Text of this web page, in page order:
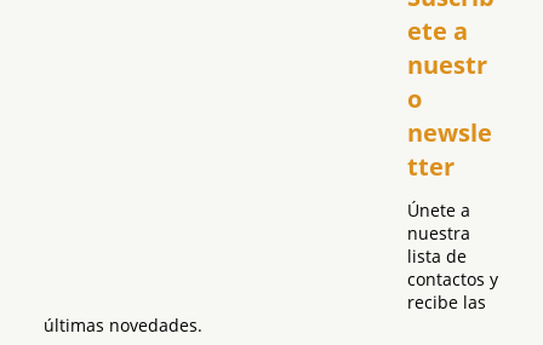
ete a
nuestr
o
newsle
tter
Únete a
nuestra
lista de
contactos y
recibe las
últimas novedades.